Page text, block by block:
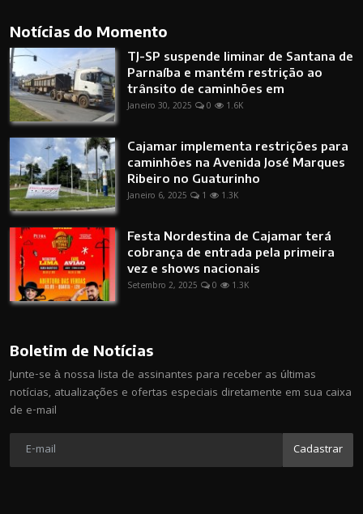
Notícias do Momento
TJ-SP suspende liminar de Santana de
Parnaíba e mantém restrição ao
trânsito de caminhões em
Janeiro 30, 2025
0 1.6K
Cajamar implementa restrições para
caminhões na Avenida José Marques
Ribeiro no Guaturinho
Janeiro 6, 2025
1 1.3K
Festa Nordestina de Cajamar terá
cobrança de entrada pela primeira
vez e shows nacionais
Setembro 2, 2025
0 1.3K
Boletim de Notícias
Junte-se à nossa lista de assinantes para receber as últimas
notícias, atualizações e ofertas especiais diretamente em sua caixa
de e-mail
Cadastrar